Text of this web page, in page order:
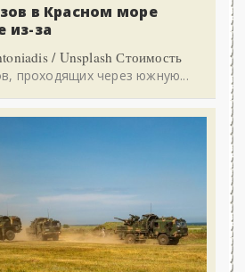
в Красном море
из-за
/ Unsplash Стоимость
проходящих через южную...